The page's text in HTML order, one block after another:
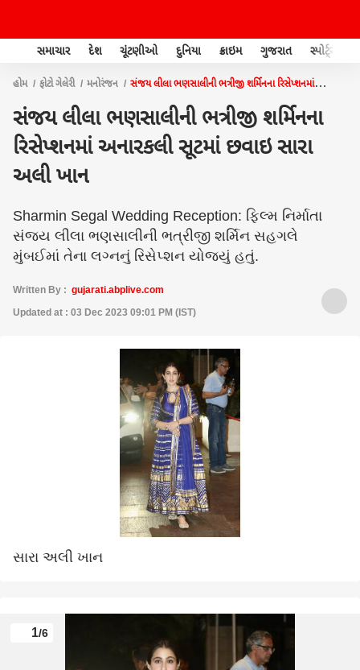
સમાચાર દેશ ચૂંટણીઓ દુનિયા ક્રાઇમ ગુજરાત સ્પોર્ટ્સ
હોમ ફોટો ગેલેરી મનોરંજન
સંજય લીલા ભણસાલીની ભત્રીજી શર્મિનના રિસેપ્શનમાં
સંજય લીલા ભણસાલીની ભત્રીજી શર્મિનના
રિસેપ્શનમાં અનારકલી સૂટમાં છવાઇ સારા
અલી ખાન
Sharmin Segal Wedding Reception: ફિલ્મ નિર્માતા
સંજય લીલા ભણસાલીની ભત્રીજી શર્મિન સહગલે
મુંબઈમાં તેના લગ્નનું રિસેપ્શન યોજ્યું હતું.
Written By : gujarati.abplive.com
Updated at : 03 Dec 2023 09:01 PM (IST)
સારા અલી ખાન
1/6